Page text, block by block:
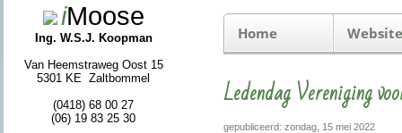
iMoose
Ing. W.S.J. Koopman
Van Heemstraweg Oost 15
5301 KE Zaltbommel
(0418) 68 00 27
(06) 19 83 25 30
Home
Ledendag Vereniging
gepubliceerd: zondag, 15 mei 2022